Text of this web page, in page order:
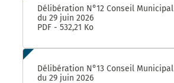
Délibération N°12 Conseil Municipal
du 29 juin 2026
PDF - 532,21 Ko
Délibération N°13 Conseil Municipal
du 29 juin 2026